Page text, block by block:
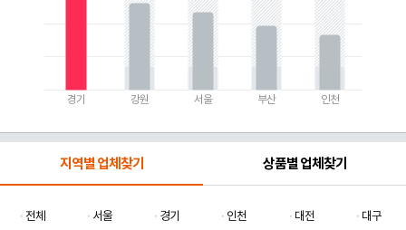
경기 강원 서울 부산 인천
지역별 업체찾기 상품별 업체찾기
전체 서울 경기 인천 대전
대구